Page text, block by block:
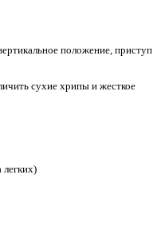
положение, приступ
сухие хрипы и жесткое
легких)